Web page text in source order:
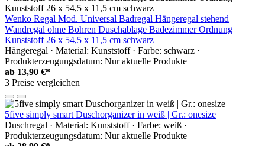
Wenko Regal Mod. Universal Badregal Hängeregal stehend
Wandregal ohne Bohren Duschablage Badezimmer Ordnung
Kunststoff 26 x 54,5 x 11,5 cm schwarz
Hängeregal · Material: Kunststoff · Farbe: schwarz ·
Produkterzeugungsdatum: Nur aktuelle Produkte
ab 13,90 €*
3 Preise vergleichen
5five simply smart Duschorganizer in weiß | Gr.: onesize
Duschregal · Material: Kunststoff · Farbe: weiß ·
Produkterzeugungsdatum: Nur aktuelle Produkte